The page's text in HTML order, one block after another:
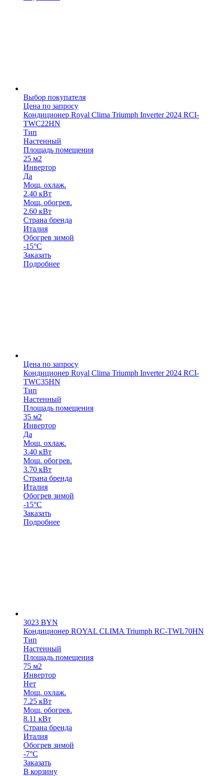
Выбор покупателя
Цена по запросу
Кондиционер Royal Clima Triumph Inverter 2024 RCI-
TWC22HN
Тип
Настенный
Площадь помещения
25 м2
Инвертор
Да
Мощ. охлаж.
2.40 кВт
Мощ. обогрев.
2.60 кВт
Страна бренда
Италия
Обогрев зимой
-15°С
Заказать
Подробнее
Цена по запросу
Кондиционер Royal Clima Triumph Inverter 2024 RCI-
TWC35HN
Тип
Настенный
Площадь помещения
35 м2
Инвертор
Да
Мощ. охлаж.
3.40 кВт
Мощ. обогрев.
3.70 кВт
Страна бренда
Италия
Обогрев зимой
-15°С
Заказать
Подробнее
3023 BYN
Кондиционер ROYAL CLIMA Triumph RC-TWL70HN
Тип
Настенный
Площадь помещения
75 м2
Инвертор
Нет
Мощ. охлаж.
7.25 кВт
Мощ. обогрев.
8.11 кВт
Страна бренда
Италия
Обогрев зимой
-7°С
Заказать
В корзину